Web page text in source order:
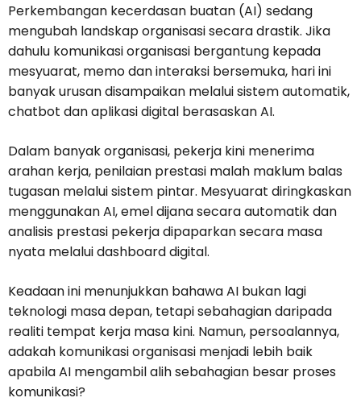
Perkembangan kecerdasan buatan (AI) sedang
mengubah landskap organisasi secara drastik. Jika
dahulu komunikasi organisasi bergantung kepada
mesyuarat, memo dan interaksi bersemuka, hari ini
banyak urusan disampaikan melalui sistem automatik,
chatbot dan aplikasi digital berasaskan AI.
Dalam banyak organisasi, pekerja kini menerima
arahan kerja, penilaian prestasi malah maklum balas
tugasan melalui sistem pintar. Mesyuarat diringkaskan
menggunakan AI, emel dijana secara automatik dan
analisis prestasi pekerja dipaparkan secara masa
nyata melalui dashboard digital.
Keadaan ini menunjukkan bahawa AI bukan lagi
teknologi masa depan, tetapi sebahagian daripada
realiti tempat kerja masa kini. Namun, persoalannya,
adakah komunikasi organisasi menjadi lebih baik
apabila AI mengambil alih sebahagian besar proses
komunikasi?